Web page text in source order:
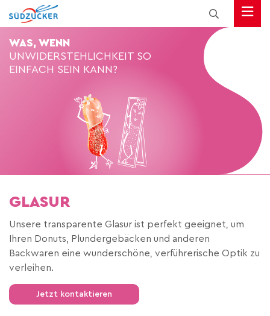
WAS, WENN
UNWIDERSTEHLICHKEIT SO
EINFACH SEIN KANN?
GLASUR
Unsere transparente Glasur ist perfekt geeignet, um
Ihren Donuts, Plundergebäcken und anderen
Backwaren eine wunderschöne, verführerische Optik zu
verleihen.
Jetzt kontaktieren